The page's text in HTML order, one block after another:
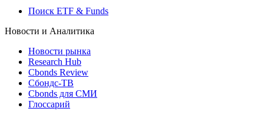
Поиск ETF & Funds
Новости и Аналитика
Новости рынка
Research Hub
Cbonds Review
Сбондс-ТВ
Cbonds для СМИ
Глоссарий